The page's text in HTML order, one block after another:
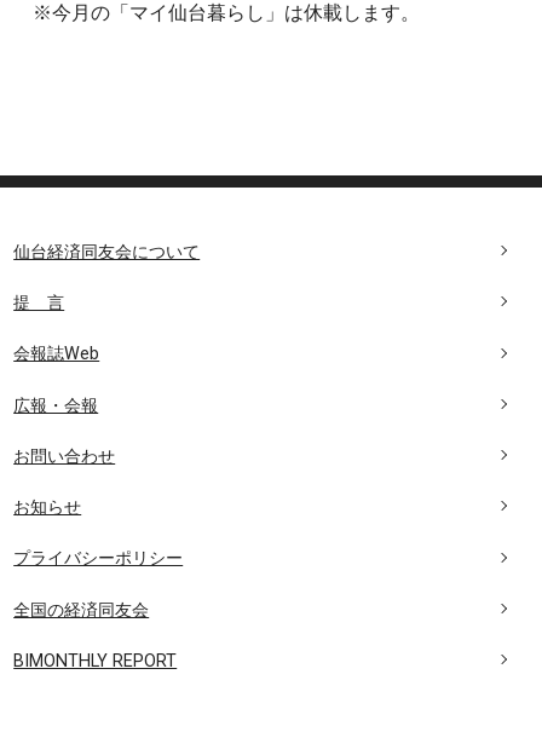
※今月の「マイ仙台暮らし」は休載します。
仙台経済同友会について
提 言
会報誌Web
広報・会報
お問い合わせ
お知らせ
プライバシーポリシー
全国の経済同友会
BIMONTHLY REPORT